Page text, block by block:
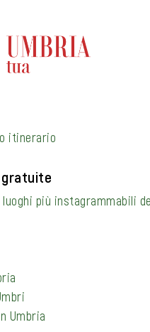
itinerario
gratuite
luoghi più instagrammabili
Umbria